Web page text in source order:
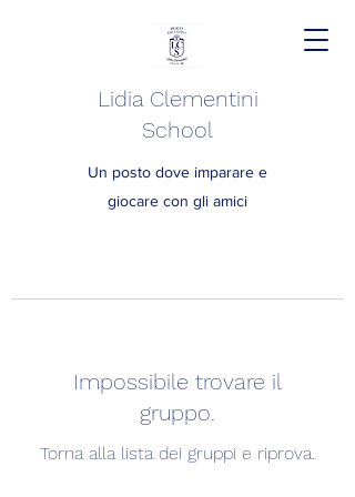
Lidia Clementini
School
Un posto dove imparare e
giocare con gli amici
Impossibile trovare il
gruppo.
Torna alla lista dei gruppi e riprova.